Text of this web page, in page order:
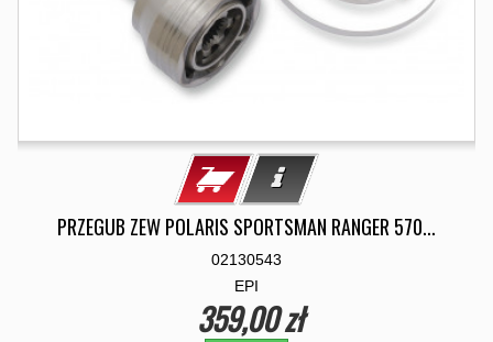
PRZEGUB ZEW POLARIS SPORTSMAN RANGER 570...
02130543
EPI
359,00 zł